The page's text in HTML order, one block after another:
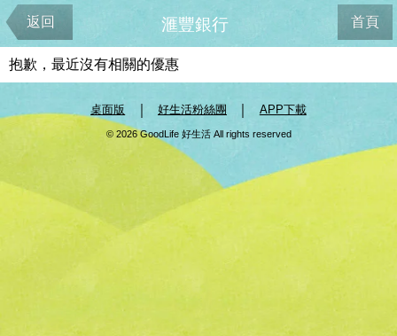
返回 首頁
滙豐銀行
抱歉，最近沒有相關的優惠
桌面版 好生活粉絲團 APP下載
© 2026 GoodLife 好生活 All rights reserved